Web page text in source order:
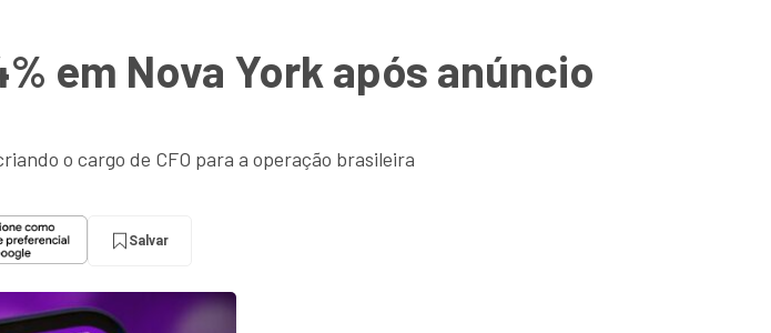
em Nova York após anúncio
o cargo de CFO para a operação brasileira
Salvar